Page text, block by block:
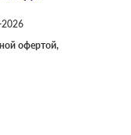
офертой,